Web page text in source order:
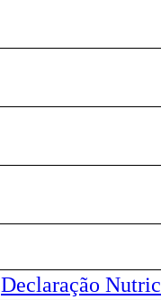
Declaração